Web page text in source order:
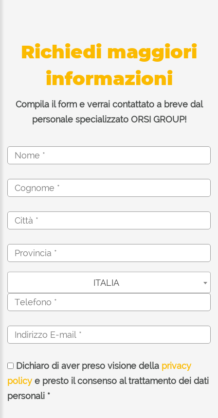
Richiedi maggiori
informazioni
Compila il form e verrai contattato a breve dal
personale specializzato ORSI GROUP!
ITALIA
Dichiaro di aver preso visione della privacy
policye presto il consenso al trattamento dei dati
personali *